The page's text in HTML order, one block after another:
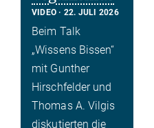
VIDEO 22. JULI 2026
Beim Talk
„Wissens Bissen“
mit Gunther
Hirschfelder und
Thomas A. Vilgis
diskutierten die